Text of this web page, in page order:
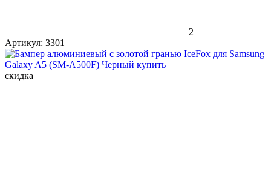
2
Артикул: 3301
скидка